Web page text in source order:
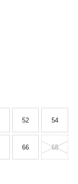
52 54
66 68